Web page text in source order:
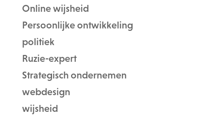
Online wijsheid
Persoonlijke ontwikkeling
politiek
Ruzie-expert
Strategisch ondernemen
webdesign
wijsheid